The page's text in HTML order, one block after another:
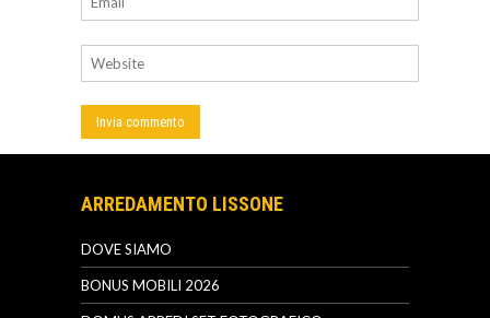
ARREDAMENTO LISSONE
DOVE SIAMO
BONUS MOBILI 2026